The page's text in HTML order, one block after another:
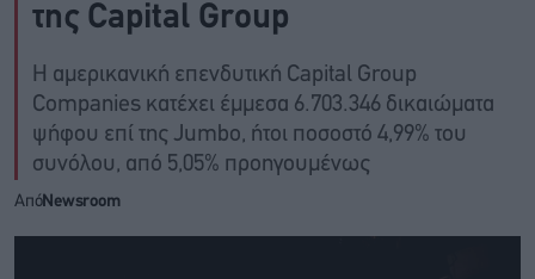
της Capital Group
H αμερικανική επενδυτική Capital Group
Companies κατέχει έμμεσα 6.703.346 δικαιώματα
ψήφου επί της Jumbo, ήτοι ποσοστό 4,99% του
συνόλου, από 5,05% προηγουμένως
ΑπόNewsroom